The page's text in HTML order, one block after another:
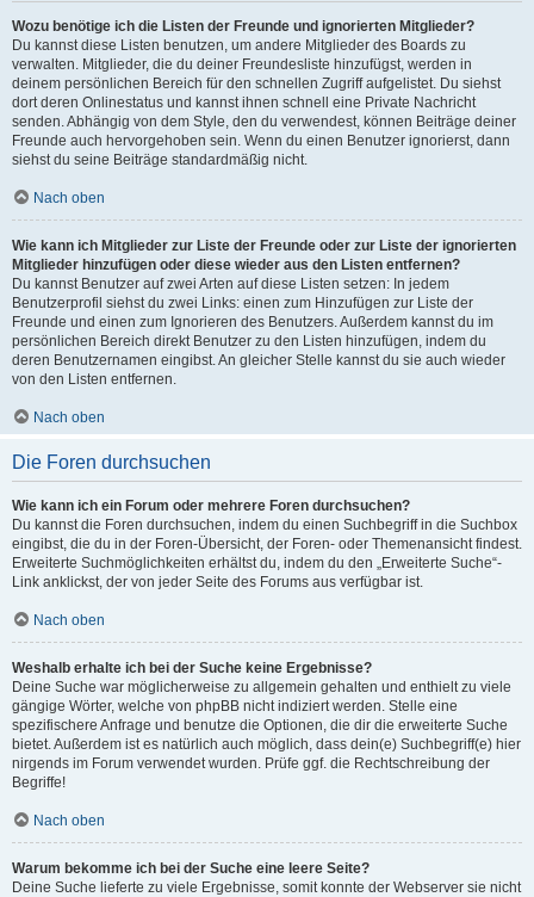
Wozu benötige ich die Listen der Freunde und ignorierten Mitglieder?
Du kannst diese Listen benutzen, um andere Mitglieder des Boards zu
verwalten. Mitglieder, die du deiner Freundesliste hinzufügst, werden in
deinem persönlichen Bereich für den schnellen Zugriff aufgelistet. Du siehst
dort deren Onlinestatus und kannst ihnen schnell eine Private Nachricht
senden. Abhängig von dem Style, den du verwendest, können Beiträge deiner
Freunde auch hervorgehoben sein. Wenn du einen Benutzer ignorierst, dann
siehst du seine Beiträge standardmäßig nicht.
Nach oben
Wie kann ich Mitglieder zur Liste der Freunde oder zur Liste der ignorierten
Mitglieder hinzufügen oder diese wieder aus den Listen entfernen?
Du kannst Benutzer auf zwei Arten auf diese Listen setzen: In jedem
Benutzerprofil siehst du zwei Links: einen zum Hinzufügen zur Liste der
Freunde und einen zum Ignorieren des Benutzers. Außerdem kannst du im
persönlichen Bereich direkt Benutzer zu den Listen hinzufügen, indem du
deren Benutzernamen eingibst. An gleicher Stelle kannst du sie auch wieder
von den Listen entfernen.
Nach oben
Die Foren durchsuchen
Wie kann ich ein Forum oder mehrere Foren durchsuchen?
Du kannst die Foren durchsuchen, indem du einen Suchbegriff in die Suchbox
eingibst, die du in der Foren-Übersicht, der Foren- oder Themenansicht findest.
Erweiterte Suchmöglichkeiten erhältst du, indem du den „Erweiterte Suche“-
Link anklickst, der von jeder Seite des Forums aus verfügbar ist.
Nach oben
Weshalb erhalte ich bei der Suche keine Ergebnisse?
Deine Suche war möglicherweise zu allgemein gehalten und enthielt zu viele
gängige Wörter, welche von phpBB nicht indiziert werden. Stelle eine
spezifischere Anfrage und benutze die Optionen, die dir die erweiterte Suche
bietet. Außerdem ist es natürlich auch möglich, dass dein(e) Suchbegriff(e) hier
nirgends im Forum verwendet wurden. Prüfe ggf. die Rechtschreibung der
Begriffe!
Nach oben
Warum bekomme ich bei der Suche eine leere Seite?
Deine Suche lieferte zu viele Ergebnisse, somit konnte der Webserver sie nicht